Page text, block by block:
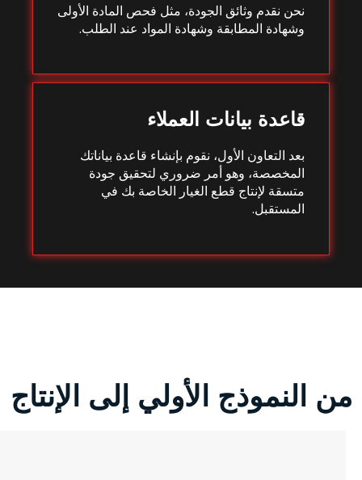
نحن نقدم وثائق الجودة، مثل فحص المادة الأولى
وشهادة المطابقة وشهادة المواد عند الطلب.
قاعدة بيانات العملاء
بعد التعاون الأول، نقوم بإنشاء قاعدة بياناتك
المخصصة، وهو أمر ضروري لتحقيق جودة
متسقة لإنتاج قطع الغيار الخاصة بك في
المستقبل.
من النموذج الأولي إلى الإنتاج